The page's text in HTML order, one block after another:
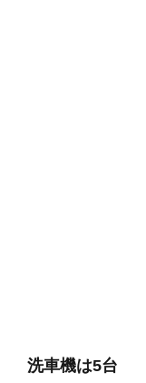
洗車機は5台